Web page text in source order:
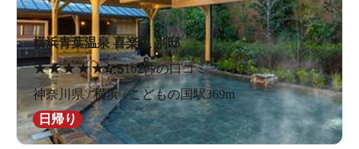
横浜青葉温泉 喜楽里 別邸
★★★★★4.5162件の口コミ
神奈川県 / 横浜 / こどもの国駅369m
日帰り